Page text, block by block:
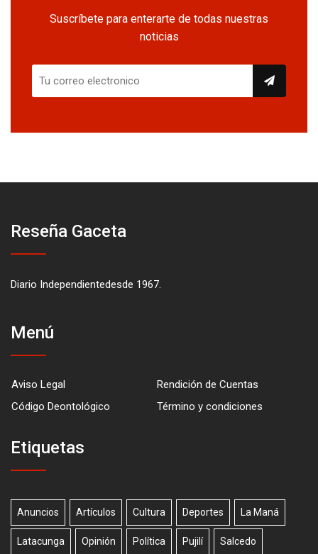
Suscríbete para enterarte de todas nuestras
noticias
Reseña Gaceta
Diario Independientedesde 1967.
Menú
Aviso Legal
Rendición de Cuentas
Código Deontológico
Término y condiciones
Etiquetas
Anuncios Artículos Cultura Deportes La Maná
Latacunga Opinión Política Pujilí Salcedo